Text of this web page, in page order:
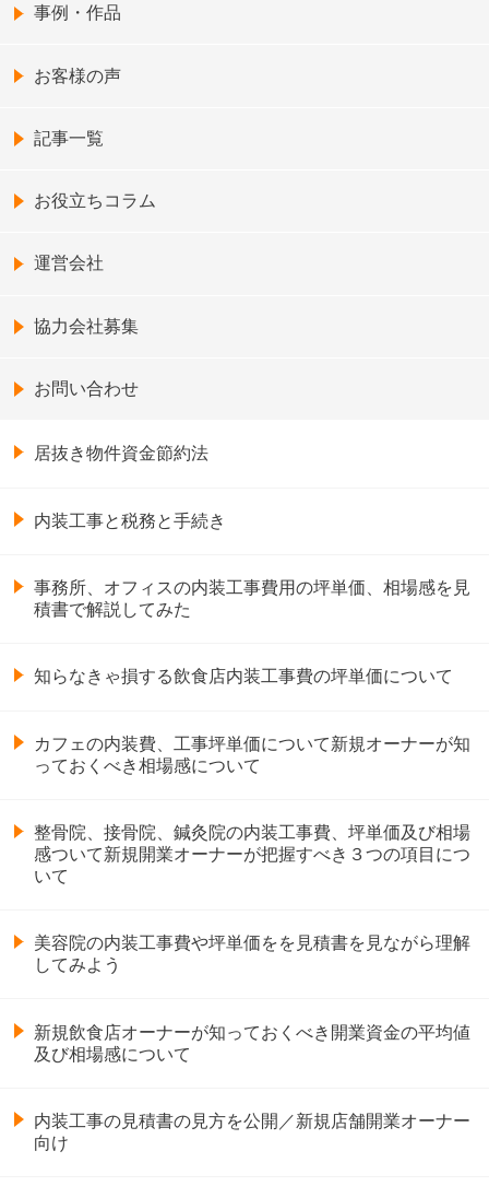
事例・作品
お客様の声
記事一覧
お役立ちコラム
運営会社
協力会社募集
お問い合わせ
居抜き物件資金節約法
内装工事と税務と手続き
事務所、オフィスの内装工事費用の坪単価、相場感を見
積書で解説してみた
知らなきゃ損する飲食店内装工事費の坪単価について
カフェの内装費、工事坪単価について新規オーナーが知
っておくべき相場感について
整骨院、接骨院、鍼灸院の内装工事費、坪単価及び相場
感ついて新規開業オーナーが把握すべき３つの項目につ
いて
美容院の内装工事費や坪単価をを見積書を見ながら理解
してみよう
新規飲食店オーナーが知っておくべき開業資金の平均値
及び相場感について
内装工事の見積書の見方を公開／新規店舗開業オーナー
向け